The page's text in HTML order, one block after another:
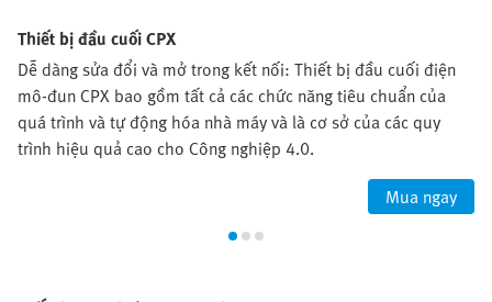
Thiết bị đầu cuối CPX
Dễ dàng sửa đổi và mở trong kết nối: Thiết bị đầu cuối điện
mô-đun CPX bao gồm tất cả các chức năng tiêu chuẩn của
quá trình và tự động hóa nhà máy và là cơ sở của các quy
trình hiệu quả cao cho Công nghiệp 4.0.
Mua ngay